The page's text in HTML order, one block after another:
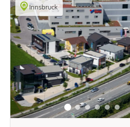
Innsbruck